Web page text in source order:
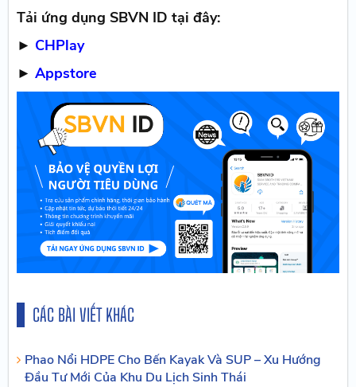
Tải ứng dụng SBVN ID tại đây:
► CHPlay
►Appstore
CÁC BÀI VIẾT KHÁC
Phao Nổi HDPE Cho Bến Kayak Và SUP – Xu Hướng
Đầu Tư Mới Của Khu Du Lịch Sinh Thái